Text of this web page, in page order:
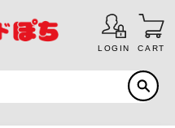
LOGIN CART